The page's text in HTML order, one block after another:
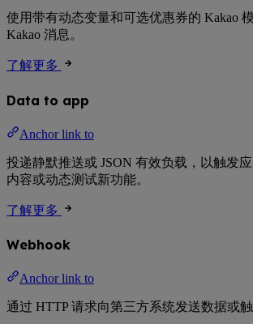
使用带有动态变量和可选优惠券的 Kakao
Kakao 消息。
了解更多
Data to app
Anchor link to
投递静默推送或 JSON 有效负载，以触发
内容或动态测试新功能。
了解更多
Webhook
Anchor link to
通过 HTTP 请求向第三方系统发送数据或触